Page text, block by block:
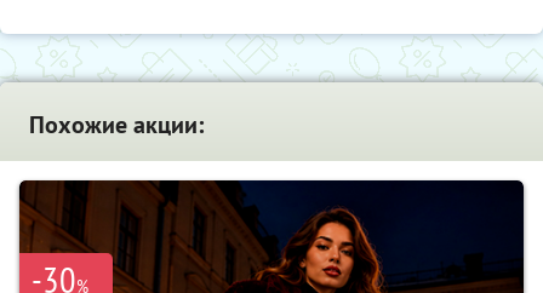
Похожие акции:
-30%